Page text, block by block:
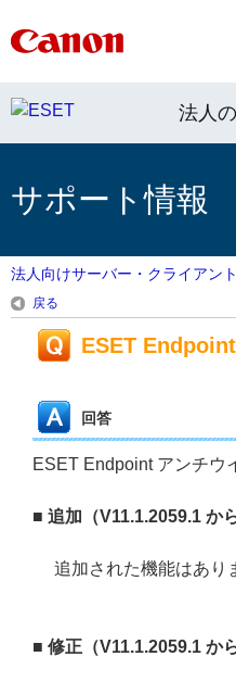
法人
サポート情報
法人向けサーバー・クライアン
戻る
ESET
回答
ESET Endpoint アンチウ
■ 追加（V11.1.2059.1 か
追加された機能はあり
■ 修正（V11.1.2059.1 か